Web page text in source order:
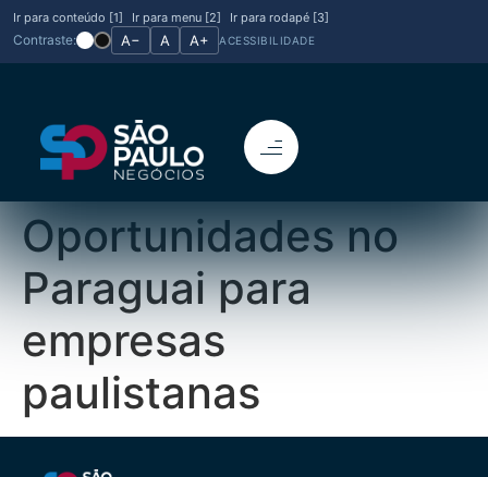
Ir para conteúdo [1] Ir para menu [2] Ir para rodapé [3]
Contraste: A− A A+ ACESSIBILIDADE
Oportunidades no
Paraguai para
empresas
paulistanas